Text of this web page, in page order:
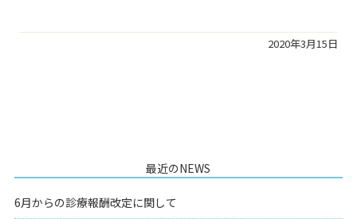
2020年3月15日
最近のNEWS
6月からの診療報酬改定に関して